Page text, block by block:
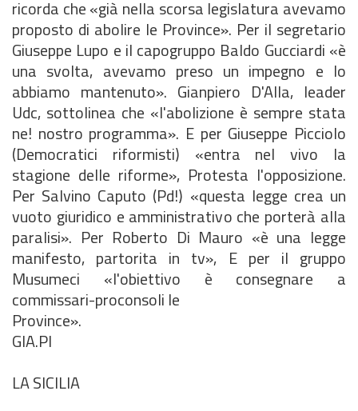
ricorda che «già nella scorsa legislatura avevamo
proposto di abolire le Province». Per il segretario
Giuseppe Lupo e il capogruppo Baldo Gucciardi «è
una svolta, avevamo preso un impegno e lo
abbiamo mantenuto». Gianpiero D'Alla, leader
Udc, sottolinea che «l'abolizione è sempre stata
ne! nostro programma». E per Giuseppe Picciolo
(Democratici riformisti) «entra nel vivo la
stagione delle riforme», Protesta l'opposizione.
Per Salvino Caputo (Pd!) «questa legge crea un
vuoto giuridico e amministrativo che porterà alla
paralisi». Per Roberto Di Mauro «è una legge
manifesto, partorita in tv», E per il gruppo
Musumeci «l'obiettivo è consegnare a
commissari-proconsoli le
Province».
GIA.PI
LA SICILIA